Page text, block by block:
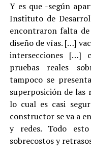
Y es que -según
Instituto de
encontraron falta
diseño de vías. […]
intersecciones […]
pruebas reales
tampoco se
superposición de
lo cual es casi
constructor se va a
y redes. Todo
sobrecostos y